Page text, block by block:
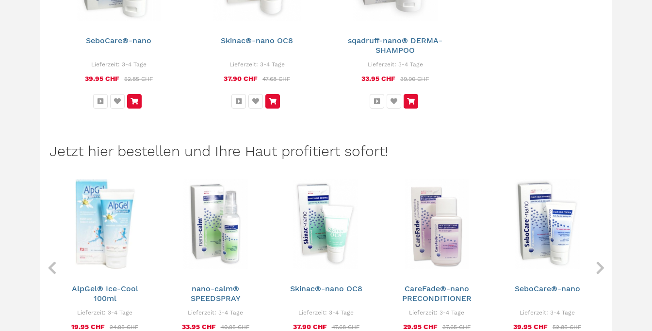
SeboCare®-nano
Lieferzeit: 3-4 Tage
39.95 CHF 52.85 CHF
Skinac®-nano OC8
Lieferzeit: 3-4 Tage
37.90 CHF 47.68 CHF
sqadruff-nano® DERMA-
SHAMPOO
Lieferzeit: 3-4 Tage
33.95 CHF 39.90 CHF
Jetzt hier bestellen und Ihre Haut profitiert sofort!
AlpGel® Ice-Cool
100ml
Lieferzeit: 3-4 Tage
19.95 CHF 24.95 CHF
nano-calm®
SPEEDSPRAY
Lieferzeit: 3-4 Tage
33.95 CHF 40.95 CHF
Skinac®-nano OC8
Lieferzeit: 3-4 Tage
37.90 CHF 47.68 CHF
CareFade®-nano
PRECONDITIONER
Lieferzeit: 3-4 Tage
29.95 CHF 37.65 CHF
SeboCare®-nano
Lieferzeit: 3-4 Tage
39.95 CHF 52.85 CHF